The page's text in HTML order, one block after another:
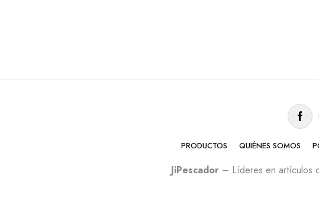
PRODUCTOS QUIÉNES SOMOS
JiPescador– Líderes en artículos